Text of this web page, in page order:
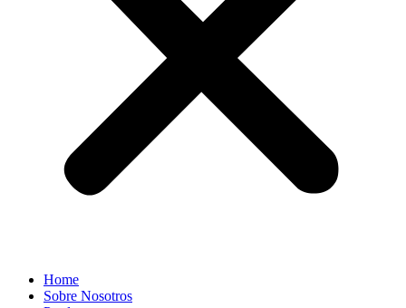
Home
Sobre Nosotros